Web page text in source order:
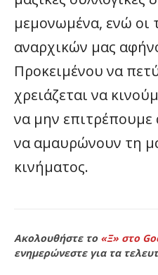
μεμονωμένα, ενώ οι
αναρχικών μας
Προκειμένου να
χρειάζεται να
να μην επιτρέπουμε
να αμαυρώνουν τη
κινήματος.
Ακολουθήστε το «Ξ» στο
ενημερώνεστε για τα